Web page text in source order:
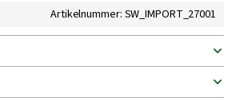
Artikelnummer: SW_IMPORT_27001